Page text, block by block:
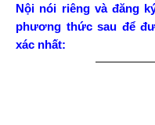
Nội nói riêng và đăng
phương thức sau để
xác nhất: